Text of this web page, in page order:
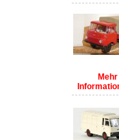
Mehr